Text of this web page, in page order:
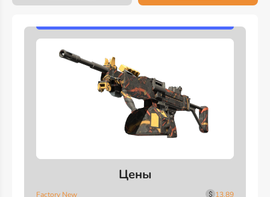
Цены
Factory New
13.89